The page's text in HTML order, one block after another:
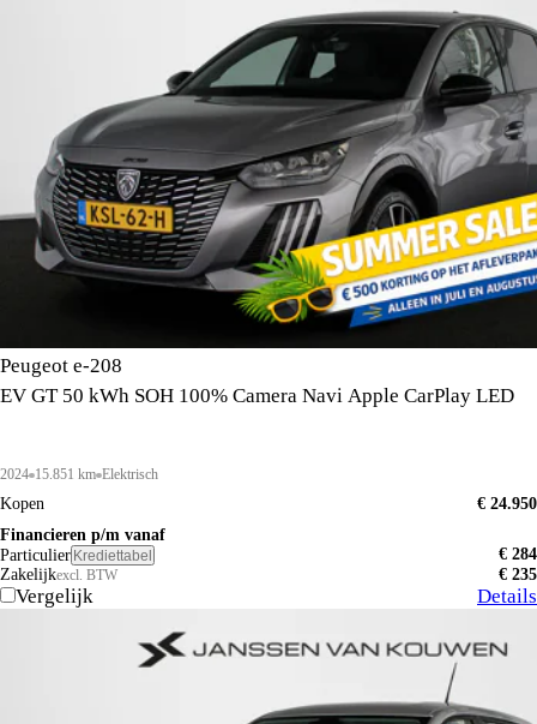
Peugeot e-208
EV GT 50 kWh SOH 100% Camera Navi Apple CarPlay LED
2024 15.851 km Elektrisch
Kopen
€ 24.950
Financieren p/m vanaf
Particulier Krediettabel
€ 284
Zakelijkexcl. BTW € 235
Vergelijk Details